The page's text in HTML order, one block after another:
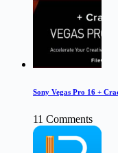
Sony Vegas Pro 16 +
11 Comments